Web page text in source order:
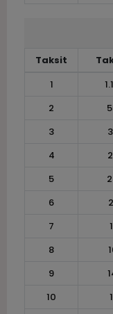
Taksit
1
2
3
4
5
6
7
8
9
10